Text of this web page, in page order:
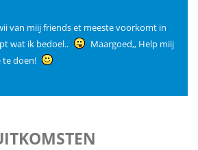
van miij friends et meeste voorkomt in
wat ik bedoel..
Maargoed,, Help miij
te doen!